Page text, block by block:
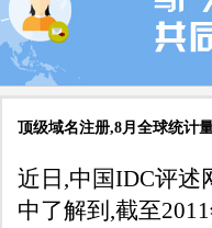
顶级域名注册,8月全球统计
近日,中国IDC评述
中了解到,截至